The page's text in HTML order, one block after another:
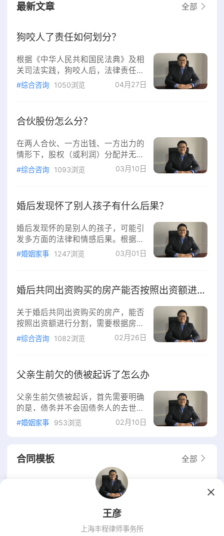
最新文章 全部
狗咬人了责任如何划分？
根据《中华人民共和国民法典》及相
关司法实践，‌狗咬人后，法律责任主
要由动物的饲养人或管理人承担‌。具
括临时看管者（如宠物寄养机构）、
经营者（如将狗带入营业场所者）等
使饲养人与管理人不是同一人，‌双方
都可能需承担责任‌，具体视谁在事发
时实际控制或负有管理义务而定‌‌。归
#综合咨询 1050浏览 04月27日
合伙股份怎么分？
在两人合伙、一方出钱、一方出力的
情形下，‌股权（或利润）分配并无法
定统一标准‌，需根据双方实际贡献、
面或口头协议，按约定执行。‌无约定
时，按实缴出资比例分配‌（依据《中
出力方可主张合理劳务报酬或额外份
额‌，因其贡献体现为时间、技能、管
理等非资金投入‌‌。常见分配方式参考‌
#综合咨询 1093浏览 03月10日
婚后发现怀了别人孩子有什么后果？
婚后发现怀的是别人的孩子，可能引
发多方面的法律和情感后果。根据当
前有效的《中华人民共和国民法典》
起离婚诉讼‌：该行为被视为严重违反
夫妻忠实义务，属于《民法典》第10
认定夫妻感情确已破裂，准予离婚‌‌。
无过错方有权请求损害赔偿‌：包括‌物
质损害赔偿‌（如为抚养非亲生子女支
#婚姻家事 1247浏览 03月01日
婚后共同出资购买的房产能否按照出资额进行分割？
关于婚后共同出资购买的房产，能否
按照出资额进行分割，需要根据房产
的性质、登记情况以及是否有书面约
同共有”还是“按份共有”，并兼顾公平
与照顾特定方权益。‌关键情况分析‌有
房前或购房后，签订了书面协议（如
婚内财产协议），明确约定了房产份
额按各自出资比例分配，那么离婚时‌
#综合咨询 1082浏览 02月26日
父亲生前欠的债被起诉了怎么办
父亲生前欠债被起诉，首先需要明确
的是，债务并不会因债务人的去世而
自动消失。根据《中华人民共和国民
产用于清偿：根据《中华人民共和国
民法典》第一千一百五十九条，分割
遗产时，应当清偿被继承人依法应当
缴纳的税款和债务。这意味着，如果
父亲留有遗产，那么这些遗产将首先
用于清偿他生前所欠的债务。法规清
偿限额：依据《中华人民共和国民法
#婚姻家事 953浏览 02月10日
合同模板 全部
劳动关系解除协议
王彦
上海丰程律师事务所